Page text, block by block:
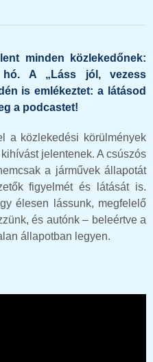
minden közlekedőnek:
A „Láss jól, vezess
is emlékeztet: a látásod
a podcastet!
a közlekedési körülmények
jelentenek. A csúszós
a járművek állapotát
figyelmét és látását is.
élesen lássunk, megfelelő
és autónk – beleértve a
állapotban legyen.